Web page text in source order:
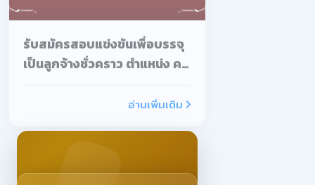
รับสมัครสอบแข่งขันเพื่อบรรจุ
เป็นลูกจ้างชั่วคราว ตำแหน่ง ครู
จ้างสอน